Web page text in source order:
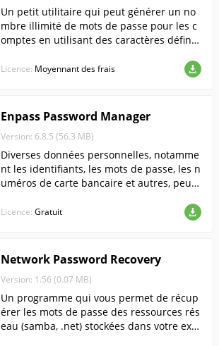
Un petit utilitaire qui peut générer un no
mbre illimité de mots de passe pour les c
omptes en utilisant des caractères définis
Licence: Moyennant des frais
Enpass Password Manager
Version: 6.8.5 (56.3 MB)
Diverses données personnelles, notamme
nt les identifiants, les mots de passe, les n
uméros de carte bancaire et autres, peuv
Licence: Gratuit
Network Password Recovery
Version: 1.56 (0.07 MB)
Un programme qui vous permet de récup
érer les mots de passe des ressources rés
eau (samba, .net) stockées dans votre expl